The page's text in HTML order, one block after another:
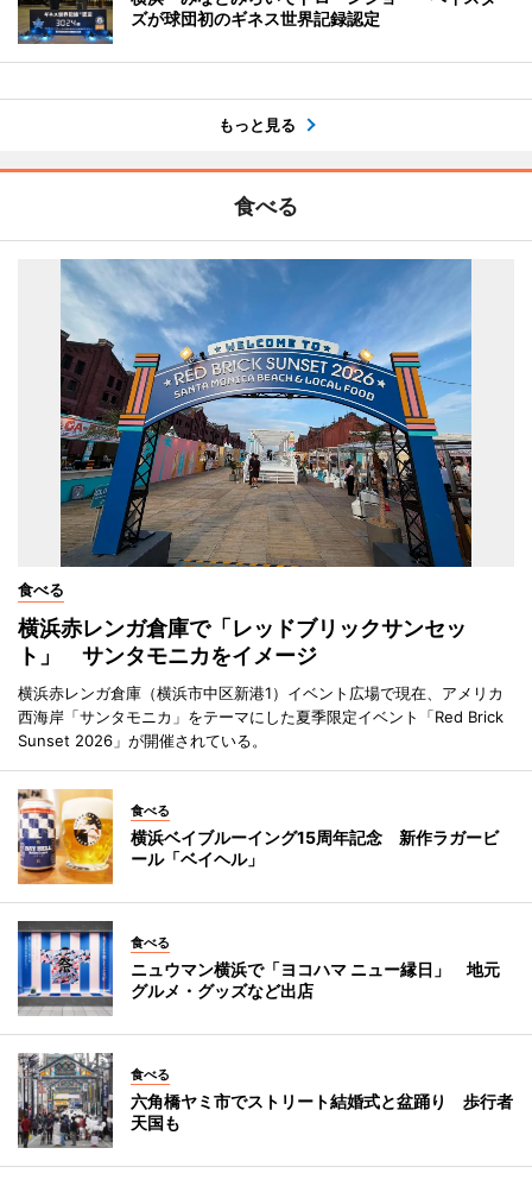
ズが球団初のギネス世界記録認定
もっと見る
食べる
食べる
横浜赤レンガ倉庫で「レッドブリックサンセッ
ト」 サンタモニカをイメージ
横浜赤レンガ倉庫（横浜市中区新港1）イベント広場で現在、アメリカ
西海岸「サンタモニカ」をテーマにした夏季限定イベント「Red Brick
Sunset 2026」が開催されている。
食べる
横浜ベイブルーイング15周年記念 新作ラガービ
ール「ベイヘル」
食べる
ニュウマン横浜で「ヨコハマ ニュー縁日」 地元
グルメ・グッズなど出店
食べる
六角橋ヤミ市でストリート結婚式と盆踊り 歩行者
天国も